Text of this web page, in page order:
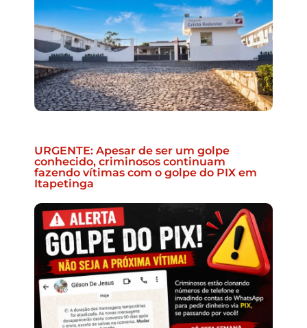
URGENTE: Apesar de ser um golpe
conhecido, criminosos continuam
fazendo vítimas com o golpe do PIX em
Itapetinga